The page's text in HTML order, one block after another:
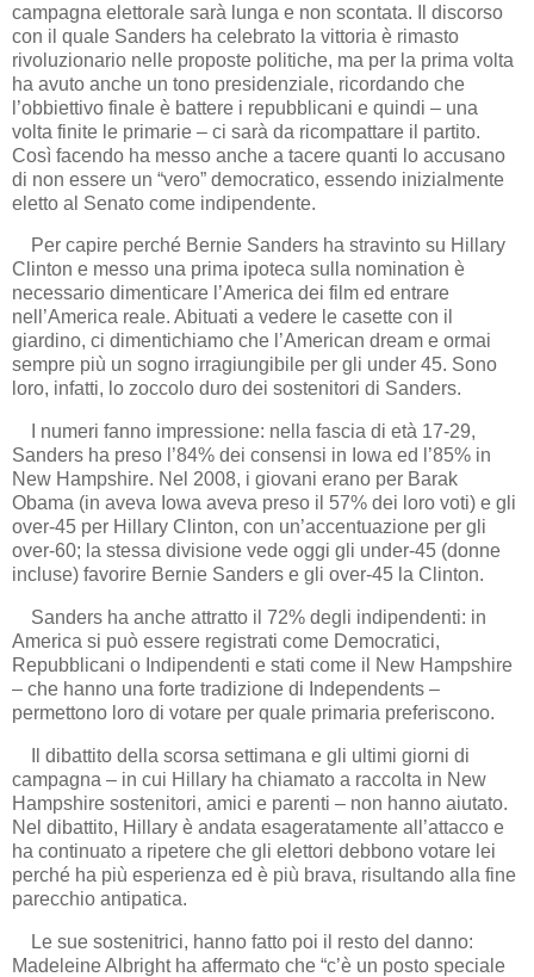
campagna elettorale sarà lunga e non scontata. Il discorso
con il quale Sanders ha celebrato la vittoria è rimasto
rivoluzionario nelle proposte politiche, ma per la prima volta
ha avuto anche un tono presidenziale, ricordando che
l’obbiettivo finale è battere i repubblicani e quindi – una
volta finite le primarie – ci sarà da ricompattare il partito.
Così facendo ha messo anche a tacere quanti lo accusano
di non essere un “vero” democratico, essendo inizialmente
eletto al Senato come indipendente.
Per capire perché Bernie Sanders ha stravinto su Hillary
Clinton e messo una prima ipoteca sulla nomination è
necessario dimenticare l’America dei film ed entrare
nell’America reale. Abituati a vedere le casette con il
giardino, ci dimentichiamo che l’American dream e ormai
sempre più un sogno irragiungibile per gli under 45. Sono
loro, infatti, lo zoccolo duro dei sostenitori di Sanders.
I numeri fanno impressione: nella fascia di età 17-29,
Sanders ha preso l’84% dei consensi in Iowa ed l’85% in
New Hampshire. Nel 2008, i giovani erano per Barak
Obama (in aveva Iowa aveva preso il 57% dei loro voti) e gli
over-45 per Hillary Clinton, con un’accentuazione per gli
over-60; la stessa divisione vede oggi gli under-45 (donne
incluse) favorire Bernie Sanders e gli over-45 la Clinton.
Sanders ha anche attratto il 72% degli indipendenti: in
America si può essere registrati come Democratici,
Repubblicani o Indipendenti e stati come il New Hampshire
– che hanno una forte tradizione di Independents –
permettono loro di votare per quale primaria preferiscono.
Il dibattito della scorsa settimana e gli ultimi giorni di
campagna – in cui Hillary ha chiamato a raccolta in New
Hampshire sostenitori, amici e parenti – non hanno aiutato.
Nel dibattito, Hillary è andata esageratamente all’attacco e
ha continuato a ripetere che gli elettori debbono votare lei
perché ha più esperienza ed è più brava, risultando alla fine
parecchio antipatica.
Le sue sostenitrici, hanno fatto poi il resto del danno:
Madeleine Albright ha affermato che “c’è un posto speciale